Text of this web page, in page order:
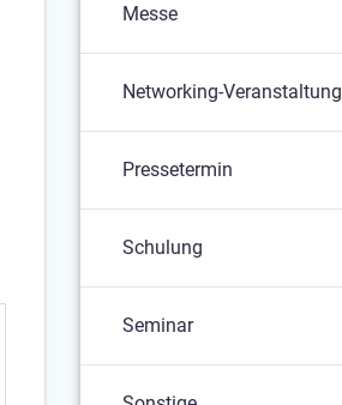
Messe
Networking-Veranstaltung
Pressetermin
Schulung
Seminar